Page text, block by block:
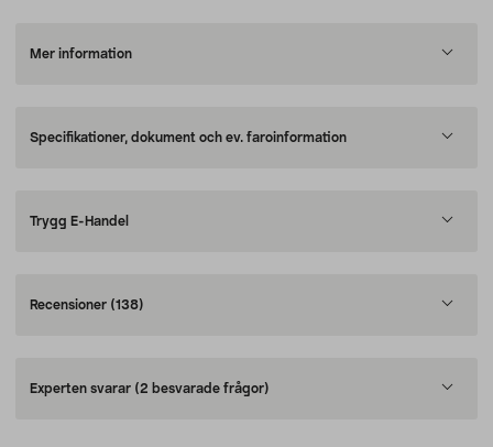
Mer information
Specifikationer, dokument och ev. faroinformation
Trygg E-Handel
Recensioner (138)
Experten svarar (2 besvarade frågor)